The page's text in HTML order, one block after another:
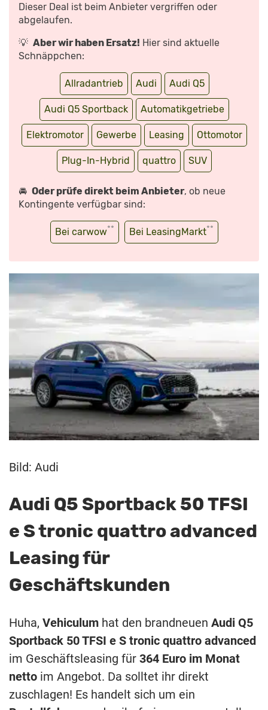
Dieser Deal ist beim Anbieter vergriffen oder
abgelaufen.
💡 Aber wir haben Ersatz! Hier sind aktuelle
Schnäppchen:
Allradantrieb Audi Audi Q5
Audi Q5 Sportback Automatikgetriebe
Elektromotor Gewerbe Leasing Ottomotor
Plug-In-Hybrid quattro SUV
🚘 Oder prüfe direkt beim Anbieter, ob neue
Kontingente verfügbar sind:
Bei carwow** Bei LeasingMarkt**
Bild: Audi
Audi Q5 Sportback 50 TFSI
e S tronic quattro advanced
Leasing für
Geschäftskunden
Huha, Vehiculum hat den brandneuen Audi Q5
Sportback 50 TFSI e S tronic quattro advanced
im Geschäftsleasing für 364 Euro im Monat
netto im Angebot. Da solltet ihr direkt
zuschlagen! Es handelt sich um ein